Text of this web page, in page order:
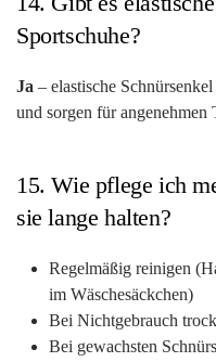
Sportschuhe?
Ja – elastische
und sorgen für
15. Wie pflege ich
sie lange halten?
Regelmäßig reinigen
im Wäschesäckchen)
Bei Nichtgebrauch
Bei gewachsten